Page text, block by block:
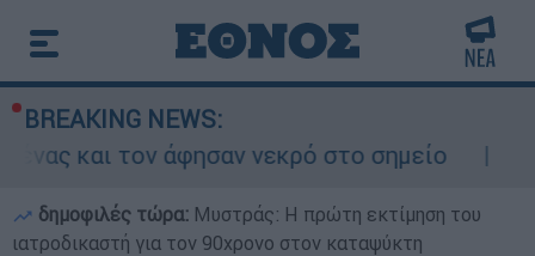
BREAKING NEWS:
νεκρό στο σημείο
Δίωξη για
δημοφιλές τώρα: Μυστράς: Η πρώτη εκτίμηση του
ιατροδικαστή για τον 90χρονο στον καταψύκτη